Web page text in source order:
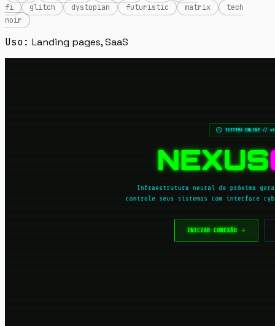
fi
glitch dystopian futuristic matrix
tech
noir
Uso: Landing pages, SaaS